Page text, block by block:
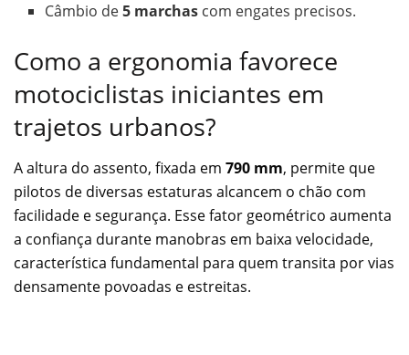
Câmbio de5 marchas com engates precisos.
Como a ergonomia favorece
motociclistas iniciantes em
trajetos urbanos?
A altura do assento, fixada em 790 mm, permite que
pilotos de diversas estaturas alcancem o chão com
facilidade e segurança. Esse fator geométrico aumenta
a confiança durante manobras em baixa velocidade,
característica fundamental para quem transita por vias
densamente povoadas e estreitas.